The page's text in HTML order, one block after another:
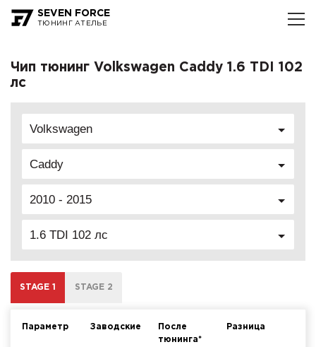
SEVEN FORCE
ТЮНИНГ АТЕЛЬЕ
Чип тюнинг Volkswagen Caddy 1.6 TDI 102
лс
Volkswagen
Caddy
2010 - 2015
1.6 TDI 102 лс
STAGE 1 STAGE 2
Параметр Заводские
После
тюнинга*
Разница